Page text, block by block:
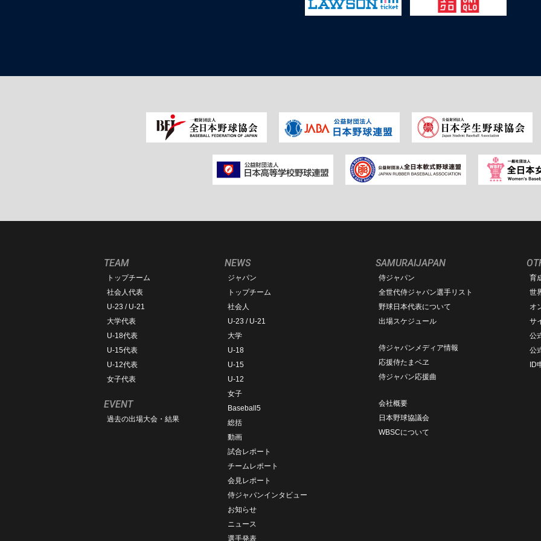
TEAM
トップチーム
社会人代表
U-23 / U-21
大学代表
U-18代表
U-15代表
U-12代表
女子代表
EVENT
過去の出場大会・結果
NEWS
ジャパン
トップチーム
社会人
U-23 / U-21
大学
U-18
U-15
U-12
女子
Baseball5
総括
動画
試合レポート
チームレポート
会見レポート
侍ジャパンインタビュー
お知らせ
ニュース
選手発表
SAMURAIJAPAN
侍ジャパン
全世代侍ジャパン選手リスト
野球日本代表について
出場スケジュール
侍ジャパンメディア情報
応援侍たまベヱ
侍ジャパン応援曲
会社概要
日本野球協議会
WBSCについて
育
世
オ
サ
公
公
ID